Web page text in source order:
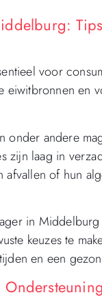
voor
en
andere
zijn laag in
afvallen of hun
in
keuzes te
en een